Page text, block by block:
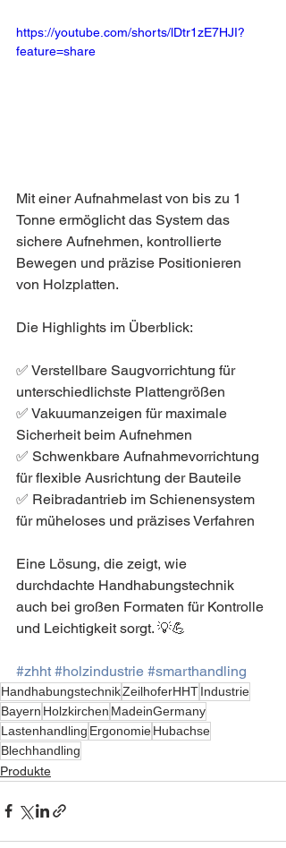
https://youtube.com/shorts/lDtr1zE7HJI?
feature=share
Mit einer Aufnahmelast von bis zu 1
Tonne ermöglicht das System das
sichere Aufnehmen, kontrollierte
Bewegen und präzise Positionieren
von Holzplatten.
Die Highlights im Überblick:
✅ Verstellbare Saugvorrichtung für
unterschiedlichste Plattengrößen
✅ Vakuumanzeigen für maximale
Sicherheit beim Aufnehmen
✅ Schwenkbare Aufnahmevorrichtung
für flexible Ausrichtung der Bauteile
✅ Reibradantrieb im Schienensystem
für müheloses und präzises Verfahren
Eine Lösung, die zeigt, wie
durchdachte Handhabungstechnik
auch bei großen Formaten für Kontrolle
und Leichtigkeit sorgt. 💡💪
#zhht #holzindustrie #smarthandling
HandhabungstechnikZeilhoferHHTIndustrie
Bayern Holzkirchen MadeinGermany
Lastenhandling ErgonomieHubachse
Blechhandling
Produkte